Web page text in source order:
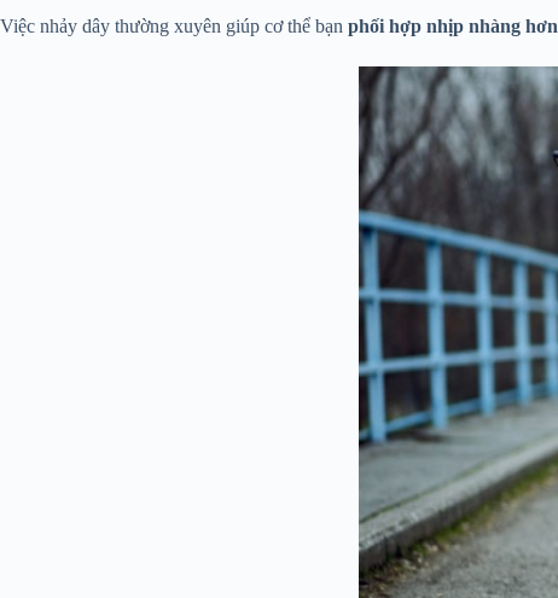
Việc nhảy dây thường xuyên giúp cơ thể bạn phối hợp nhịp nhàng hơn